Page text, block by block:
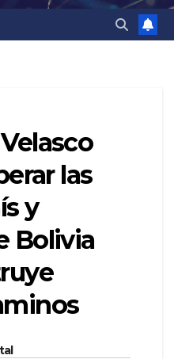
las
y
Bolivia